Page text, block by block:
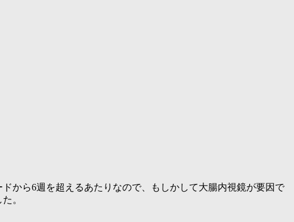
から6週を超えるあたりなので、もしかして大腸内視鏡が要因で
。